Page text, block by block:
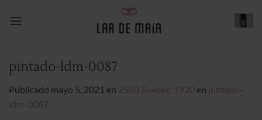
pintado-ldm-0087
Publicado mayo 5, 2021 en 2560 &veces; 1920 en pintado-
ldm-0087